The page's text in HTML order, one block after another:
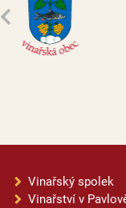
Vinařský spolek
Vinařství v